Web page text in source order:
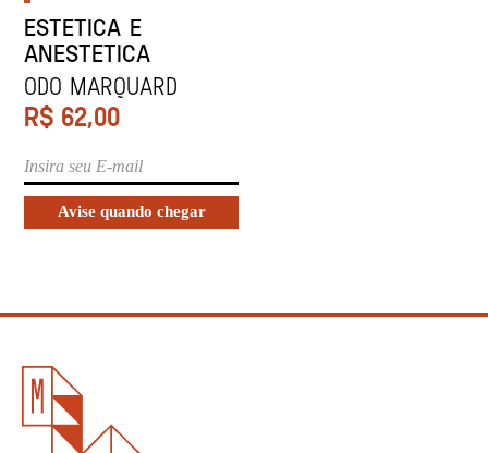
ESTETICA E
ANESTETICA
Odo Marquard
R$ 62,00